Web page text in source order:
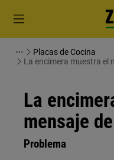
Placas de Cocina
La encimera muestra el
La
mensaje
Problema